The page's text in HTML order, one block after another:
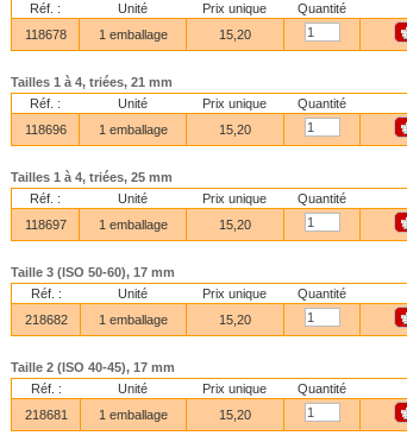
Réf. :
Unité Prix unique
Quantité
118678
1 emballage 15,20
Tailles 1 à 4, triées, 21 mm
Réf. :
Unité Prix unique
Quantité
118696
1 emballage 15,20
Tailles 1 à 4, triées, 25 mm
Réf. :
Unité Prix unique
Quantité
118697
1 emballage 15,20
Taille 3 (ISO 50-60), 17 mm
Réf. :
Unité Prix unique
Quantité
218682
1 emballage 15,20
Taille 2 (ISO 40-45), 17 mm
Réf. :
Unité Prix unique
Quantité
218681
1 emballage 15,20